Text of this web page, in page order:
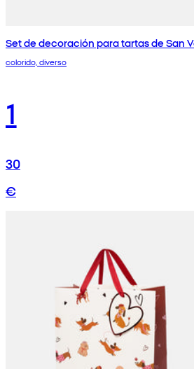
Set de decoración para tartas de San
colorido, diverso
1
30
€